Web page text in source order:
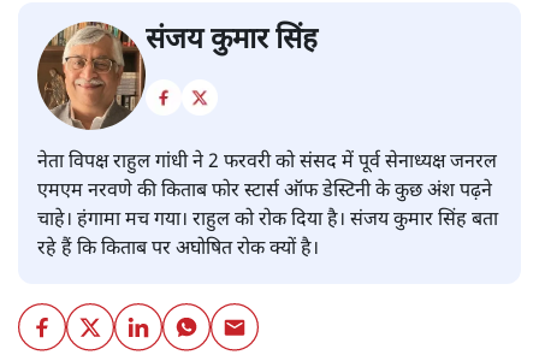
संजय कुमार सिंह
नेता विपक्ष राहुल गांधी ने 2 फरवरी को संसद में पूर्व सेनाध्यक्ष जनरल
एमएम नरवणे की किताब फोर स्टार्स ऑफ डेस्टिनी के कुछ अंश पढ़ने
चाहे। हंगामा मच गया। राहुल को रोक दिया है। संजय कुमार सिंह बता
रहे हैं कि किताब पर अघोषित रोक क्यों है।